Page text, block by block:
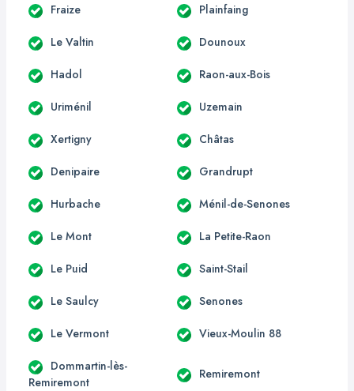
Fraize Plainfaing
Le Valtin Dounoux
Hadol Raon-aux-Bois
Uriménil Uzemain
Xertigny Châtas
Denipaire Grandrupt
Hurbache Ménil-de-Senones
Le Mont La Petite-Raon
Le Puid Saint-Stail
Le Saulcy Senones
Le Vermont Vieux-Moulin 88
Dommartin-lès-
Remiremont
Remiremont